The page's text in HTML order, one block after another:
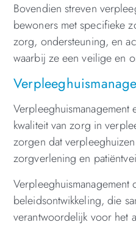
Bovendien streven
bewoners met specifieke
zorg, ondersteuning, en
waarbij ze een veilige en
kwaliteit van zorg in
zorgen dat
zorgverlening en
beleidsontwikkeling, die
verantwoordelijk voor het